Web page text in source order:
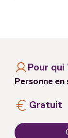
Pour qui
Personne
Gratuit